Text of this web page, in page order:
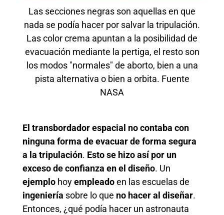
Las secciones negras son aquellas en que
nada se podía hacer por salvar la tripulación.
Las color crema apuntan a la posibilidad de
evacuación mediante la pertiga, el resto son
los modos "normales" de aborto, bien a una
pista alternativa o bien a orbita. Fuente
NASA
El transbordador espacial no contaba con
ninguna forma de evacuar de forma segura
a la tripulación. Esto se hizo así por un
exceso de confianza en el diseño. Un
ejemplo hoyempleadoen las escuelas de
ingeniería sobre lo que no hacer al diseñar.
Entonces, ¿qué podía hacer un astronauta